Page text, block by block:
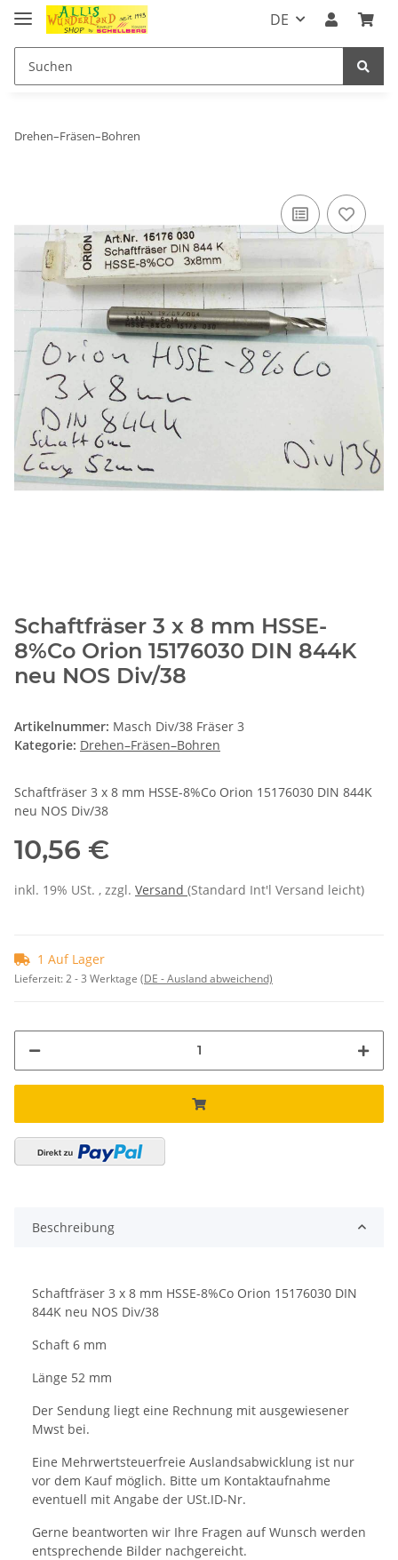
DE
Drehen–Fräsen–Bohren
Schaftfräser 3 x 8 mm HSSE-
8%Co Orion 15176030 DIN 844K
neu NOS Div/38
Artikelnummer: Masch Div/38 Fräser 3
Kategorie: Drehen–Fräsen–Bohren
Schaftfräser 3 x 8 mm HSSE-8%Co Orion 15176030 DIN 844K
neu NOS Div/38
10,56 €
inkl. 19% USt. , zzgl. Versand (Standard Int'l Versand leicht)
1 Auf Lager
Lieferzeit:2 - 3 Werktage (DE - Ausland abweichend)
Beschreibung
Schaftfräser 3 x 8 mm HSSE-8%Co Orion 15176030 DIN
844K neu NOS Div/38
Schaft 6 mm
Länge 52 mm
Der Sendung liegt eine Rechnung mit ausgewiesener
Mwst bei.
Eine Mehrwertsteuerfreie Auslandsabwicklung ist nur
vor dem Kauf möglich. Bitte um Kontaktaufnahme
eventuell mit Angabe der USt.ID-Nr.
Gerne beantworten wir Ihre Fragen auf Wunsch werden
entsprechende Bilder nachgereicht.